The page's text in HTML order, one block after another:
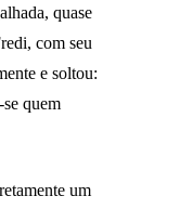
quase
com seu
e soltou:
quem
um